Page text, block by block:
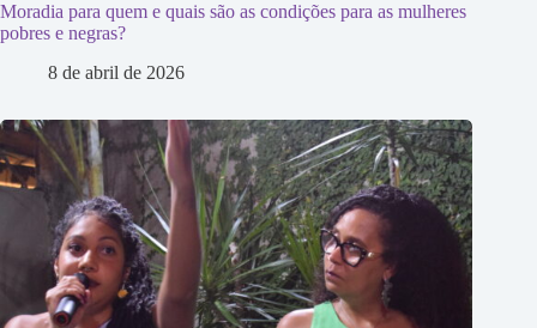
Moradia para quem e quais são as condições para as mulheres
pobres e negras?
8 de abril de 2026